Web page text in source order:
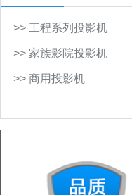
>> 工程系列投影机
>> 家族影院投影机
>> 商用投影机